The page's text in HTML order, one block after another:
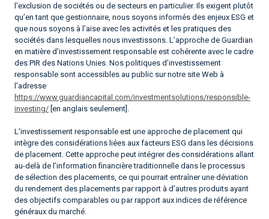
l’exclusion de sociétés ou de secteurs en particulier. Ils exigent plutôt
qu’en tant que gestionnaire, nous soyons informés des enjeux ESG et
que nous soyons à l’aise avec les activités et les pratiques des
sociétés dans lesquelles nous investissons. L’approche de Guardian
en matière d’investissement responsable est cohérente avec le cadre
des PIR des Nations Unies. Nos politiques d’investissement
responsable sont accessibles au public sur notre site Web à
l’adresse
https://www.guardiancapital.com/investmentsolutions/responsible-
investing/ [en anglais seulement].
L’investissement responsable est une approche de placement qui
intègre des considérations liées aux facteurs ESG dans les décisions
de placement. Cette approche peut intégrer des considérations allant
au-delà de l’information financière traditionnelle dans le processus
de sélection des placements, ce qui pourrait entraîner une déviation
du rendement des placements par rapport à d’autres produits ayant
des objectifs comparables ou par rapport aux indices de référence
généraux du marché.